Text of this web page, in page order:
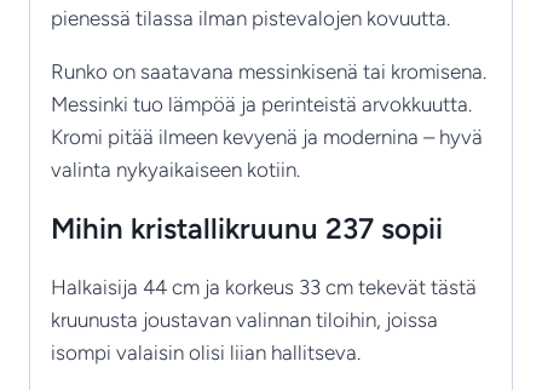
pienessä tilassa ilman pistevalojen kovuutta.
Runko on saatavana messinkisenä tai kromisena.
Messinki tuo lämpöä ja perinteistä arvokkuutta.
Kromi pitää ilmeen kevyenä ja modernina – hyvä
valinta nykyaikaiseen kotiin.
Mihin kristallikruunu 237 sopii
Halkaisija 44 cm ja korkeus 33 cm tekevät tästä
kruunusta joustavan valinnan tiloihin, joissa
isompi valaisin olisi liian hallitseva.